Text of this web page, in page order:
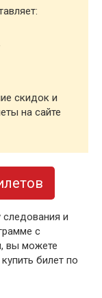
скидок и
на сайте
и
с
вы можете
билет по